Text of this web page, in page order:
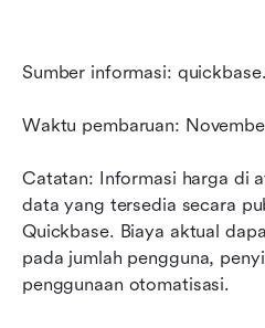
Sumber informasi:
Waktu pembaruan:
Catatan: Informasi harga di
data yang tersedia secara
Quickbase. Biaya aktual
pada jumlah pengguna,
penggunaan otomatisasi.